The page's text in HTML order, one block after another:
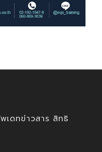
ดทข่าวสาร สิทธิ